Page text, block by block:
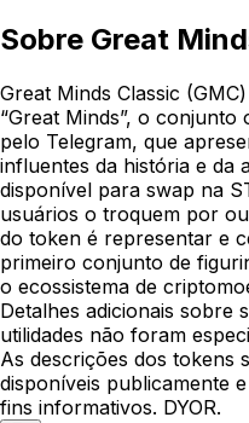
Sobre Great
Great Minds Classic
“Great Minds”, o
pelo Telegram, que
influentes da história e da
disponível para swap na
usuários o troquem por
do token é representar e
primeiro conjunto de
o ecossistema de
Detalhes adicionais sobre
utilidades não foram
As descrições dos tokens
disponíveis publicamente
fins informativos. DYOR.